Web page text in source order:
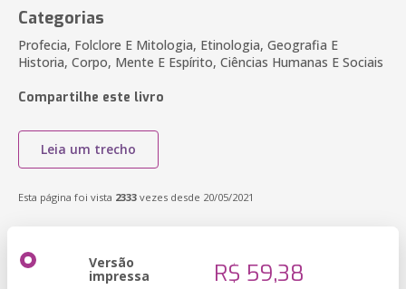
Categorias
Profecia, Folclore E Mitologia, Etinologia, Geografia E
Historia, Corpo, Mente E Espírito, Ciências Humanas E Sociais
Compartilhe este livro
Leia um trecho
Esta página foi vista 2333 vezes desde 20/05/2021
Versão
impressa R$ 59,38